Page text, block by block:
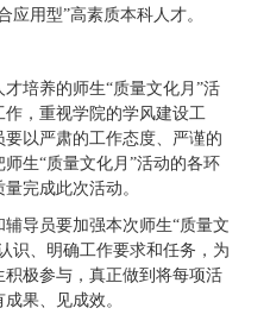
应用型”高素质本科人才。
培养的师生“质量文化月”活
，重视学院的学风建设工
以严肃的工作态度、严谨的
生“质量文化月”活动的各环
完成此次活动。
辅导员要加强本次师生“质量文
识、明确工作要求和任务，为
极参与，真正做到将每项活
果、见成效。